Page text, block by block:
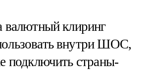
валютный клиринг
внутри ШОС,
подключить страны-